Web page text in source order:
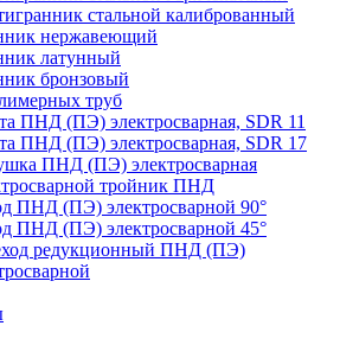
стальной калиброванный
нержавеющий
латунный
бронзовый
труб
ПНД (ПЭ) электросварная, SDR 11
ПНД (ПЭ) электросварная, SDR 17
ПНД (ПЭ) электросварная
тройник ПНД
ПНД (ПЭ) электросварной 90°
ПНД (ПЭ) электросварной 45°
редукционный ПНД (ПЭ)